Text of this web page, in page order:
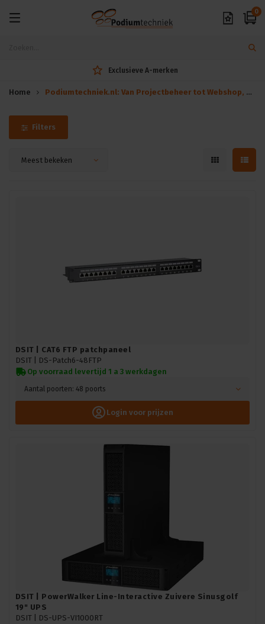
0
Exclusieve A-merken
Home Podiumtechniek.nl: Van Projectbeheer tot Webshop, Wij Hebben het Allemaal | - Beoordeling van 9.6 -
Filters
Meest bekeken
DSIT | CAT6 FTP patchpaneel
DSIT |
DS-Patch6-48FTP
Op voorraad levertijd 1 a 3 werkdagen
Aantal poorten: 48 poorts
Login voor prijzen
DSIT | PowerWalker Line-Interactive Zuivere Sinusgolf
19" UPS
DSIT |
DS-UPS-VI1000RT